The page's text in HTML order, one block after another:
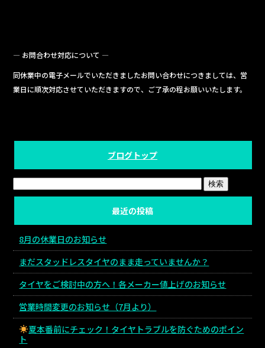
— お問合わせ対応について —
同休業中の電子メールでいただきましたお問い合わせにつきましては、営
業日に順次対応させていただきますので、ご了承の程お願いいたします。
ブログトップ
最近の投稿
8月の休業日のお知らせ
まだスタッドレスタイヤのまま走っていませんか？
タイヤをご検討中の方へ！各メーカー値上げのお知らせ
営業時間変更のお知らせ（7月より）
夏本番前にチェック！タイヤトラブルを防ぐためのポイン
ト